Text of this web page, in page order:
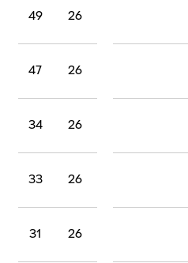
26
49
26
47
26
34
26
33
26
31